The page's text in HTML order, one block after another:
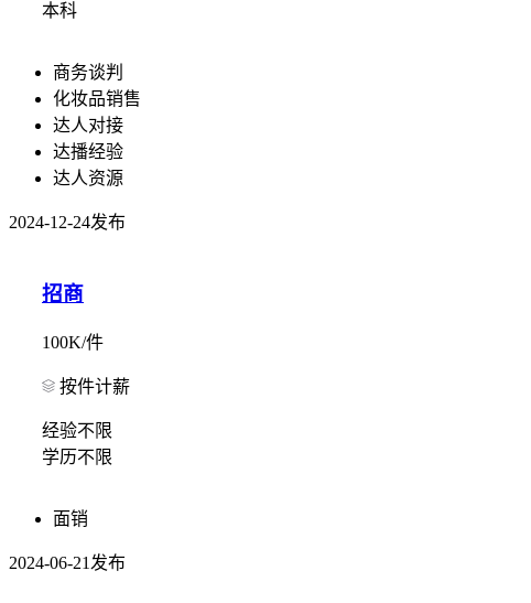
本科
商务谈判
化妆品销售
达人对接
达播经验
达人资源
2024-12-24发布
招商
100K/件
按件计薪
经验不限
学历不限
面销
2024-06-21发布